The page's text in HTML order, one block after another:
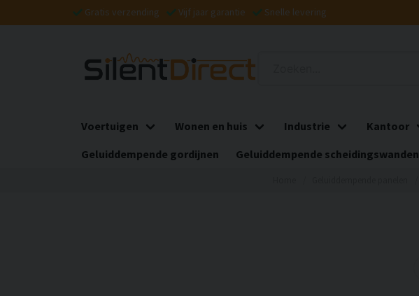
Gratis verzending Vijf jaar garantie Snelle levering
Voertuigen Wonen en huis Industrie Kantoor
Geluiddempende gordijnen
Geluiddempende scheidingswanden